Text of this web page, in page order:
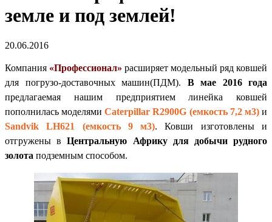
земле и под землей!
20.06.2016
Компания «Профессионал» расширяет модельный ряд ковшей
для погрузо-доставочных машин(ПДМ). В мае 2016 года
предлагаемая нашим предприятием линейка ковшей
пополнилась моделямиCaterpillar R2900G (емкость 7,2 м3)и
Sandvik LH621 (емкость 9 м3). Ковши изготовлены и
отгружены вЦентральную Африку для добычи рудного
золота подземным способом.